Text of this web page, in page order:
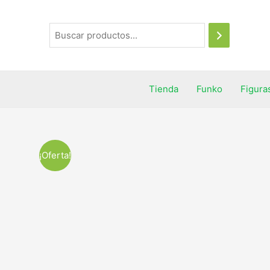
Tienda Funko
¡Oferta!